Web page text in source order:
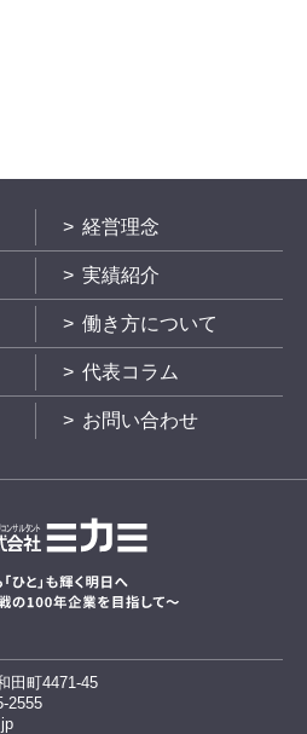
経営理念
実績紹介
働き方について
代表コラム
お問い合わせ
田町4471-45
2555